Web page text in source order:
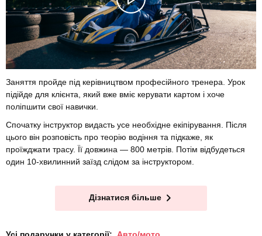
Заняття пройде під керівництвом професійного тренера. Урок
підійде для клієнта, який вже вміє керувати картом і хоче
поліпшити свої навички.
Спочатку інструктор видасть усе необхідне екіпірування. Після
цього він розповість про теорію водіння та підкаже, як
проїжджати трасу. Її довжина — 800 метрів. Потім відбудеться
один 10-хвилинний заїзд слідом за інструктором.
Дізнатися більше